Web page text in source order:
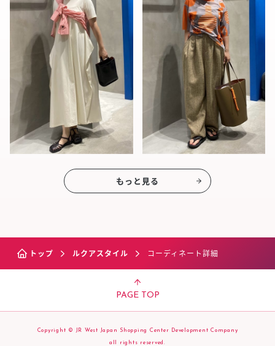
もっと見る
トップ ルクアスタイル コーディネート詳細
PAGE TOP
Copyright © JR West Japan Shopping Center Development Company
all rights reserved.